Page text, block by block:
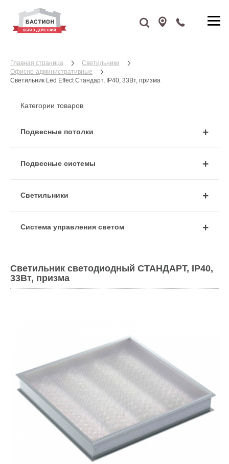
Главная страница
Cветильники
Офисно-административные
Светильник Led Effect Стандарт, IP40, 33Вт, призма
Категории товаров
Подвесные потолки
Подвесные системы
Cветильники
Система управления светом
Светильник светодиодный СТАНДАРТ, IP40,
33Вт, призма